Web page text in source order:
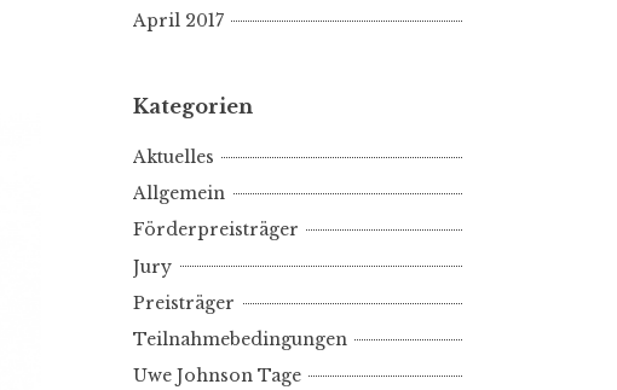
April 2017
Kategorien
Aktuelles
Allgemein
Förderpreisträger
Jury
Preisträger
Teilnahmebedingungen
Uwe Johnson Tage